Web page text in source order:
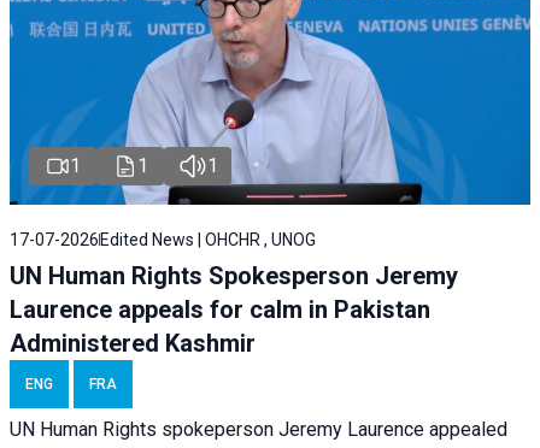
1 1 1
17-07-2026 Edited News | OHCHR , UNOG
UN Human Rights Spokesperson Jeremy
Laurence appeals for calm in Pakistan
Administered Kashmir
ENG FRA
UN Human Rights spokeperson Jeremy Laurence appealed